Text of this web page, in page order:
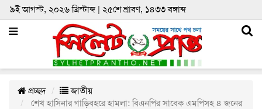
৯ই আগস্ট, ২০২৬ খ্রিস্টাব্দ | ২৫শে শ্রাবণ, ১৪৩৩ বঙ্গাব্দ
প্রচ্ছদ
জাতীয়
শেখ হাসিনার গাড়িবহরে হামলা: বিএনপির সাবেক এমপিসহ ৪ জনের